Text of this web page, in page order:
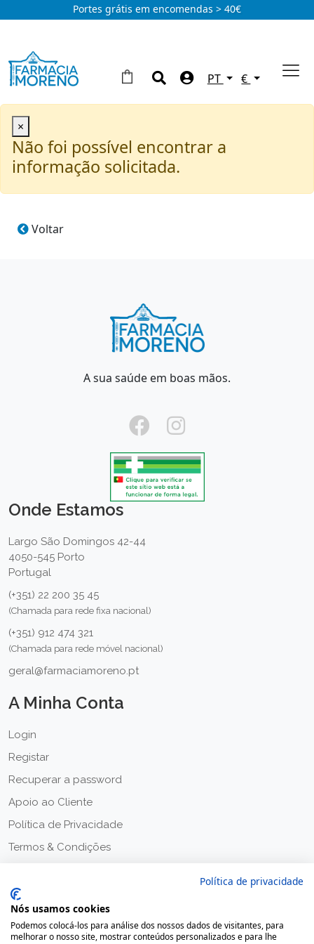
Portes grátis em encomendas > 40€
PT €
×
Não foi possível encontrar a
informação solicitada.
Voltar
A sua saúde em boas mãos.
Onde Estamos
Largo São Domingos 42-44
4050-545 Porto
Portugal
(+351) 22 200 35 45
(Chamada para rede fixa nacional)
(+351) 912 474 321
(Chamada para rede móvel nacional)
geral@farmaciamoreno.pt
A Minha Conta
Login
Registar
Recuperar a password
Apoio ao Cliente
Política de Privacidade
Termos & Condições
Política de privacidade
Nós usamos cookies
Podemos colocá-los para análise dos nossos dados de visitantes, para
melhorar o nosso site, mostrar conteúdos personalizados e para lhe